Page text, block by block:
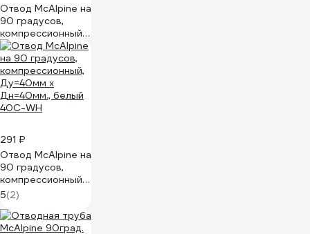
Отвод McAlpine на
90 градусов,
компрессионный
Ду=50мм х
Ду=50мм., белый
50A-WH
291 ₽
Отвод McAlpine на
90 градусов,
компрессионный,
Ду=40мм х
Дн=40мм., белый
40C-WH
5(2)